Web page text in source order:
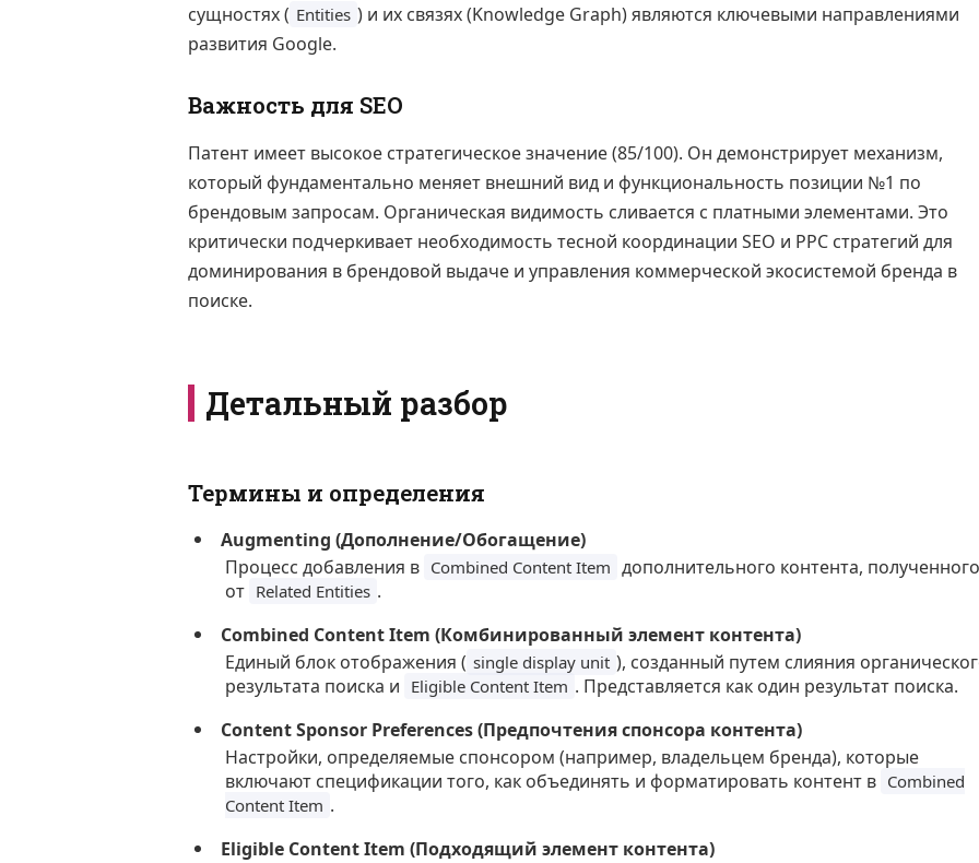
сущностях ( Entities ) и их связях (Knowledge Graph) являются ключевыми направлениями
развития Google.
Важность для SEO
Патент имеет высокое стратегическое значение (85/100). Он демонстрирует механизм,
который фундаментально меняет внешний вид и функциональность позиции №1 по
брендовым запросам. Органическая видимость сливается с платными элементами. Это
критически подчеркивает необходимость тесной координации SEO и PPC стратегий для
доминирования в брендовой выдаче и управления коммерческой экосистемой бренда в
поиске.
Детальный разбор
Термины и определения
Augmenting (Дополнение/Обогащение)
Процесс добавления в Combined Content Item дополнительного контента, полученного
от Related Entities .
Combined Content Item (Комбинированный элемент контента)
Единый блок отображения ( single display unit ), созданный путем слияния
результата поиска и Eligible Content Item . Представляется как один результат поиска.
Content Sponsor Preferences (Предпочтения спонсора контента)
Настройки, определяемые спонсором (например, владельцем бренда), которые
включают спецификации того, как объединять и форматировать контент в Combined
Content Item .
Eligible Content Item (Подходящий элемент контента)